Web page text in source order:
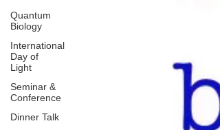
Quantum
Biology
International
Day of
Light
Seminar &
Conference
Dinner Talk